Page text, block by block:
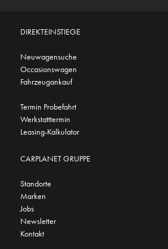
DIREKTEINSTIEGE
Neuwagensuche
Occasionswagen
Fahrzeugankauf
Termin Probefahrt
Werkstatttermin
Leasing-Kalkulator
CARPLANET GRUPPE
Standorte
Marken
Jobs
Newsletter
Kontakt